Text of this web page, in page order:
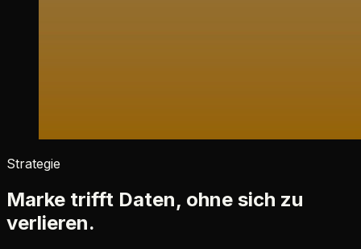
Strategie
Marke trifft Daten, ohne sich zu
verlieren.